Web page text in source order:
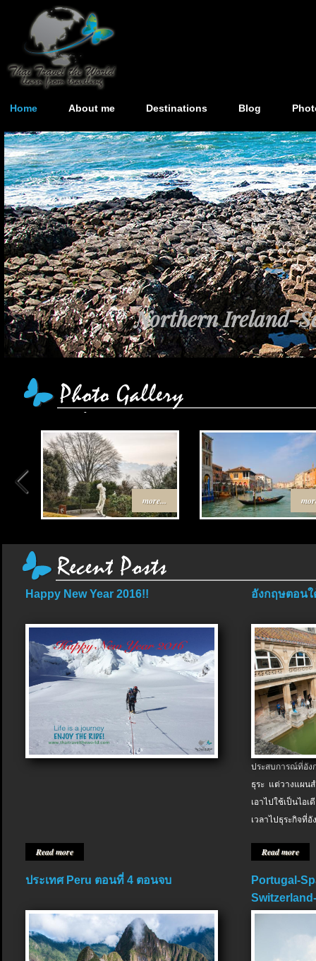
Home About me Destinations Blog
Northern Ireland-
เส้นทาง Egypt-
more...
Happy New Year 2016!!
Read more
อังกฤษตอนใ
ประสบการณ์ที่อัง
ธุระ แต่วางแผน
เอาไปใช้เป็นไอ
เวลาไปธุระกิจที่อั
Read more
ประเทศ Peru ตอนที่ 4 ตอนจบ
Portugal-